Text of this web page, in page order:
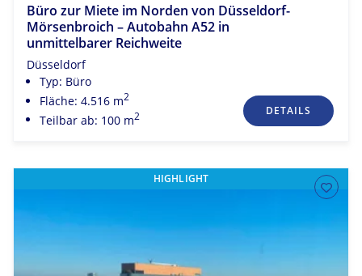
Büro zur Miete im Norden von Düsseldorf-
Mörsenbroich – Autobahn A52 in
unmittelbarer Reichweite
Düsseldorf
Typ: Büro
Fläche: 4.516 m2
Teilbar ab: 100 m2 DETAILS
HIGHLIGHT